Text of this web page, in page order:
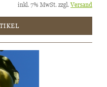
inkl. 7% MwSt. zzgl.Versand